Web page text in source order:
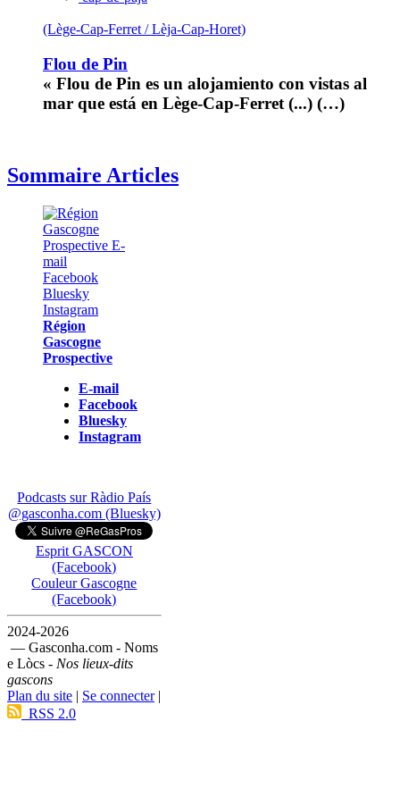
(Lège-Cap-Ferret / Lèja-Cap-Horet)
Flou de Pin
« Flou de Pin es un alojamiento con vistas al
mar que está en Lège-Cap-Ferret (...) (…)
Sommaire Articles
Région
Gascogne
Prospective
E-mail
Facebook
Bluesky
Instagram
Podcasts sur Ràdio País
@gasconha.com (Bluesky)
Esprit GASCON
(Facebook)
Couleur Gascogne
(Facebook)
2024-2026
— Gasconha.com - Noms
e Lòcs - Nos lieux-dits
gascons
Plan du site | Se connecter|
RSS 2.0